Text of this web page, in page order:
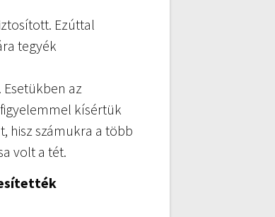
Ezúttal
tegyék
az
kísértük
hisz számukra a több
volt a tét.